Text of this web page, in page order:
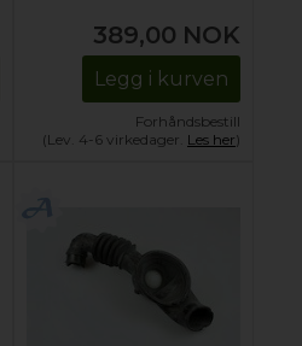
389,00 NOK
Legg i kurven
Forhåndsbestill
(Lev. 4-6 virkedager. Les her)